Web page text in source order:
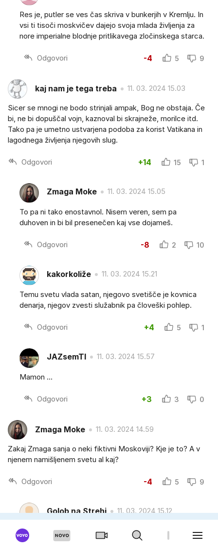
Res je, putler se ves čas skriva v bunkerjih v Kremlju. In
vsi ti tisoči moskvičev dajejo svoja mlada življenja za
nore imperialne blodnje pritlikavega zločinskega starca.
Odgovori -4 5 9
kaj nam je tega treba 11. 03. 2024 15.03
Sicer se mnogi ne bodo strinjali ampak, Bog ne obstaja. Če
bi, ne bi dopuščal vojn, kaznoval bi skrajneže, morilce itd.
Tako pa je umetno ustvarjena podoba za korist Vatikana in
lagodnega življenja njegovih slug.
Odgovori +14 15 1
Zmaga Moke 11. 03. 2024 15.05
To pa ni tako enostavnol. Nisem veren, sem pa
duhoven in bi bil presenečen kaj vse dojameš.
Odgovori -8 2 10
kakorkoliže 11. 03. 2024 15.21
Temu svetu vlada satan, njegovo svetišče je kovnica
denarja, njegov zvesti služabnik pa človeški pohlep.
Odgovori +4 5 1
JAZsemTI 11. 03. 2024 15.57
Mamon …
Odgovori +3 3 0
Zmaga Moke 11. 03. 2024 14.59
Zakaj Zmaga sanja o neki fiktivni Moskoviji? Kje je to? A v
njenem namišljenem svetu al kaj?
Odgovori -4 5 9
Golob na Strehi 11. 03. 2024 15.12
Ivar, Moskovija rečejo, ker so tako Ruseki danes kot
Ukrajinci potomci srednjeveških Rusov. In Ukrajinci iz